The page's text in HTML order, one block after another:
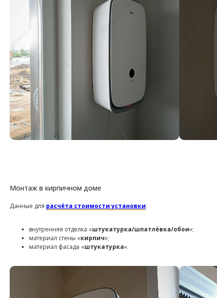
Монтаж в кирпичном доме
Данные для расчёта стоимости установки:
внутренняя отделка «штукатурка/шпатлёвка/обои»;
материал стены «кирпич»;
материал фасада «штукатурка».